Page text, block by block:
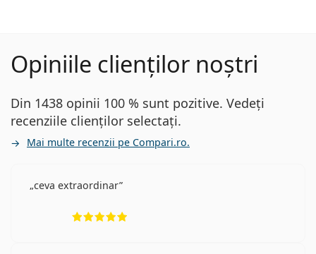
Opiniile clienților noștri
Din 1438 opinii 100 % sunt pozitive. Vedeți
recenziile clienților selectați.
Mai multe recenzii pe Compari.ro.
ceva extraordinar